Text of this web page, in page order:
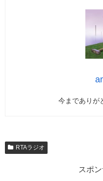
今までありが
RTAラジオ
スポ